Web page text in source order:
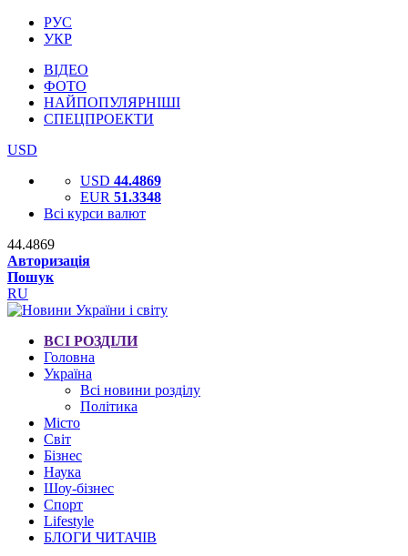
РУС
УКР
ВІДЕО
ФОТО
НАЙПОПУЛЯРНІШІ
СПЕЦПРОЕКТИ
USD
USD 44.4869
EUR 51.3348
Всі курси валют
44.4869
Авторизація
Пошук
RU
ВСІ РОЗДІЛИ
Головна
Україна
Всі новини розділу
Політика
Місто
Світ
Бізнес
Наука
Шоу-бізнес
Спорт
Lifestyle
БЛОГИ ЧИТАЧІВ